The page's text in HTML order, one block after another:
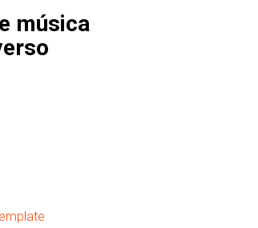
música